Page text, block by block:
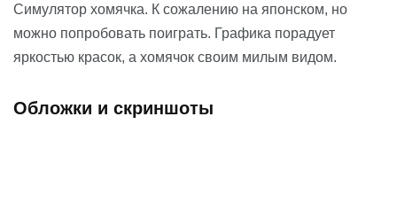
Симулятор хомячка. К сожалению на японском, но
можно попробовать поиграть. Графика порадует
яркостью красок, а хомячок своим милым видом.
Обложки и скриншоты